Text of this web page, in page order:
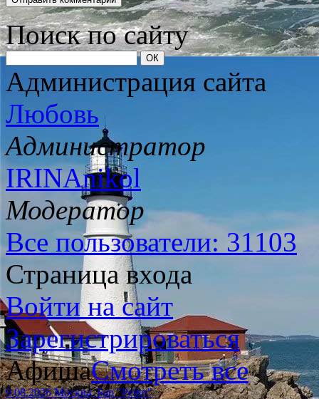
Поиск по сайту
Администрация сайта
Любовь
Администратор
IRINAnikol
Модератор
Все пользователи: 31103
Страница входа
Войти на сайт
Зарегистрироваться
АфишаСмотреть все
9.08.2026 Москва, Бар "Petter"